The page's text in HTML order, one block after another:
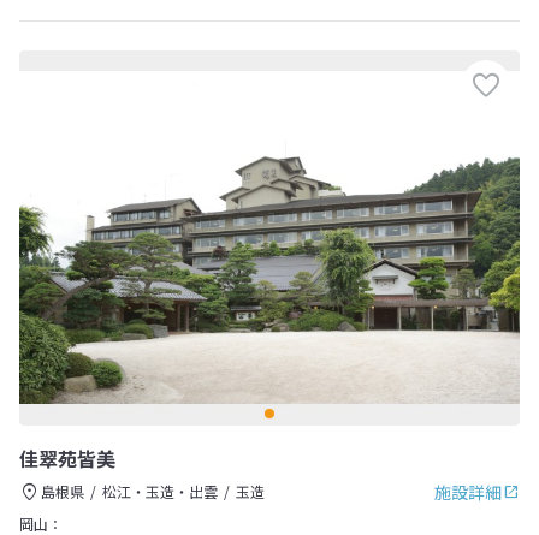
佳翠苑皆美
施設詳細
島根県 松江・玉造・出雲
玉造
岡山：